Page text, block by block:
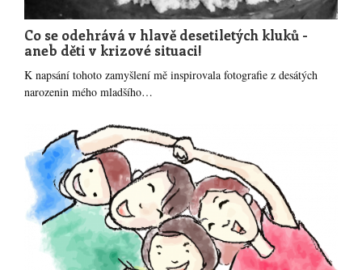
Co se odehrává v hlavě desetiletých kluků -
aneb děti v krizové situaci!
K napsání tohoto zamyšlení mě inspirovala fotografie z desátých
narozenin mého mladšího…